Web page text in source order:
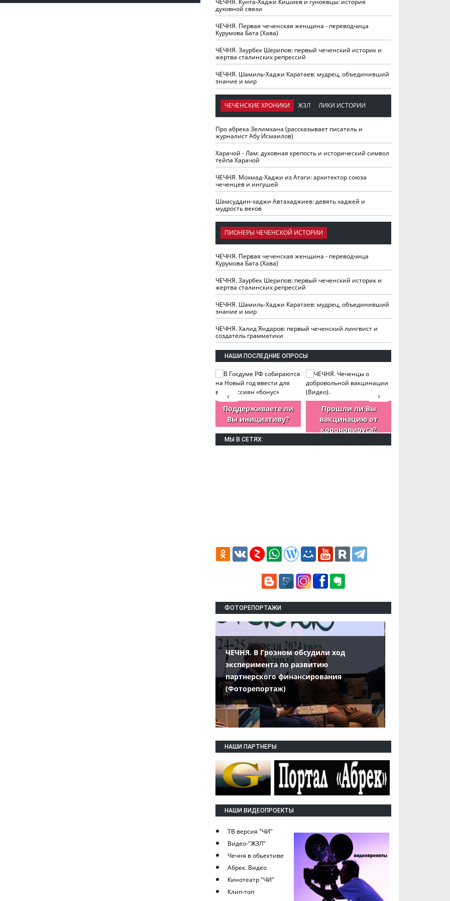
ЧЕЧНЯ. Кунта-Хаджи Кишиев и гуноевцы: история
духовной связи
ЧЕЧНЯ. Первая чеченская женщина - переводчица
Курумова Бата (Хава)
ЧЕЧНЯ. Заурбек Шерипов: первый чеченский историк и
жертва сталинских репрессий
ЧЕЧНЯ. Шамиль-Хаджи Каратаев: мудрец, объединивший
знание и мир
ЧЕЧЕНСКИЕ ХРОНИКИ ЖЗЛ ЛИКИ ИСТОРИИ
Про абрека Зелимхана (рассказывает писатель и
журналист Абу Исмаилов)
Харачой - Лам: духовная крепость и исторический символ
тейпа Харачой
ЧЕЧНЯ. Мохмад-Хаджи из Атаги: архитектор союза
чеченцев и ингушей
Шамсуддин-хаджи Автахаджиев: девять хаджей и
мудрость веков
ПИОНЕРЫ ЧЕЧЕНСКОЙ ИСТОРИИ
ЧЕЧНЯ. Первая чеченская женщина - переводчица
Курумова Бата (Хава)
ЧЕЧНЯ. Заурбек Шерипов: первый чеченский историк и
жертва сталинских репрессий
ЧЕЧНЯ. Шамиль-Хаджи Каратаев: мудрец, объединивший
знание и мир
ЧЕЧНЯ. Халид Яндаров: первый чеченский лингвист и
создатель грамматики
НАШИ ПОСЛЕДНИЕ ОПРОСЫ
Поддерживаете ли
Вы инициативу?
Прошли ли Вы
вакцинацию от
короновируса?
›
‹
МЫ В СЕТЯХ:
ФОТОРЕПОРТАЖИ
ЧЕЧНЯ. В Грозном обсудили ход
эксперимента по развитию
партнерского финансирования
(Фоторепортаж)
НАШИ ПАРТНЕРЫ
НАШИ ВИДЕОПРОЕКТЫ
ТВ версия "ЧИ"
Видео-"ЖЗЛ"
Чечня в обьективе
Абрек. Видео
Кинотеатр "ЧИ"
Клип-топ